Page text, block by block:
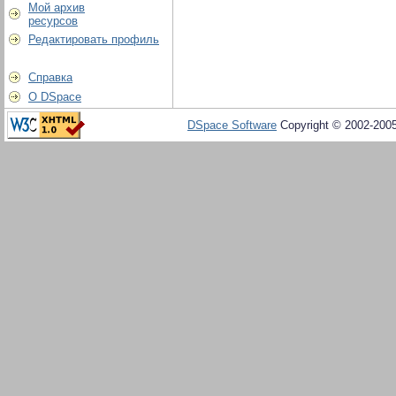
Мой архив
ресурсов
Редактировать профиль
Справка
О DSpace
DSpace Software Copyright © 2002-